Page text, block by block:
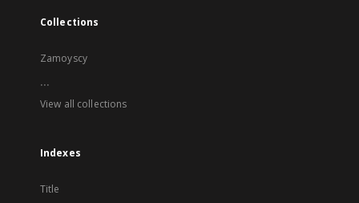
Collections
Zamoyscy
...
View all collections
Indexes
Title